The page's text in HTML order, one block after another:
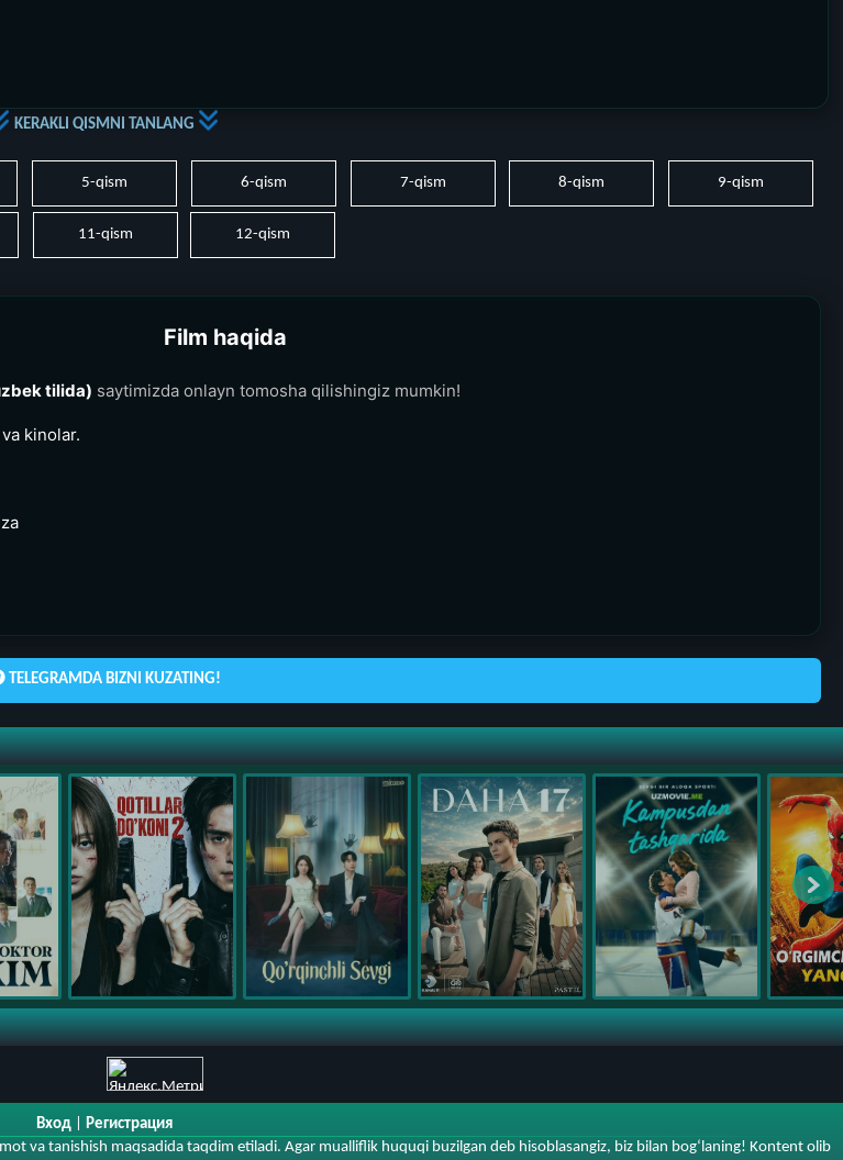
KERAKLI QISMNI TANLANG
5-qism 6-qism 7-qism 8-qism 9-qism
11-qism 12-qism
Film haqida
tilida) saytimizda onlayn tomosha qilishingiz mumkin!
kinolar.
TELEGRAMDA BIZNI KUZATING!
Вход
Регистрация
va tanishish maqsadida taqdim etiladi. Agar mualliflik huquqi buzilgan deb hisoblasangiz, biz bilan bog‘laning! Kontent olib